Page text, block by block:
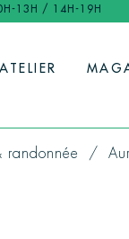
13H / 14H-19H
ATELIER
randonnée